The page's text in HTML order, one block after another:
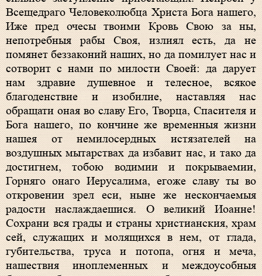
Всещедраго Человеколюбца Христа Бога нашего,
Иже пред очесы твоими Кровь Свою за ны,
непотребныя рабы Своя, излиял есть, да не
помянет беззаконий наших, но да помилует нас и
сотворит с нами по милости Своей: да дарует
нам здравие душевное и телесное, всякое
благоденствие и изобилие, наставляя нас
обращати оная во славу Его, Творца, Спасителя и
Бога нашего, по кончине же временныя жизни
нашея от немилосердных истязателей на
воздушных мытарствах да избавит нас, и тако да
достигнем, тобою водимии и покрываемии,
Горняго онаго Иерусалима, егоже славу ты во
откровении зрел еси, ныне же нескончаемыя
радости наслаждаешися. О великий Иоанне!
Сохрани вся грады и страны христианския, храм
сей, служащих и молящихся в нем, от глада,
губительства, труса и потопа, огня и меча,
нашествия иноплеменных и междоусобныя